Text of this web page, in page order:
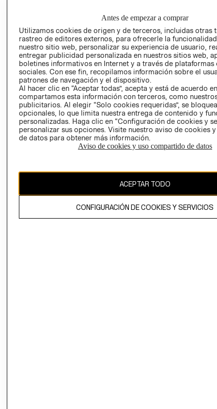
EMPRESARIAL
CONDICIONES
AVISO DE
PRIVACIDAD
GIFT CARD
AVISO DE
COOKIES
Chile ($)
El contenido de esta página web está protegido por copyright y es
propiedad de H&M Hennes & Mauritz AB.
Antes de empezar a comprar
Utilizamos cookies de origen y de terceros, incluidas otras
rastreo de editores externos, para ofrecerle la
nuestro sitio web, personalizar su experiencia de usuario,
entregar publicidad personalizada en nuestros sitios web,
boletines informativos en Internet y a través de plataformas
sociales. Con ese fin, recopilamos información sobre el
patrones de navegación y el dispositivo.
Al hacer clic en “Aceptar todas”, acepta y está de acuerdo
compartamos esta información con terceros, como
publicitarios. Al elegir “Solo cookies requeridas”, se
opcionales, lo que limita nuestra entrega de contenido y
personalizadas. Haga clic en “Configuración de cookies y
personalizar sus opciones. Visite nuestro aviso de cookies
de datos para obtener más información.
Aviso de cookies y uso compartido de datos
ACEPTAR TODO
CONFIGURACIÓN DE COOKIES Y SERVICIOS